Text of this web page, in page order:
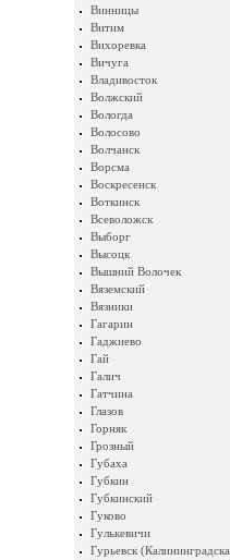
Винницы
Витим
Вихоревка
Вичуга
Владивосток
Волжский
Вологда
Волосово
Волчанск
Ворсма
Воскресенск
Воткинск
Всеволожск
Выборг
Высоцк
Вышний Волочек
Вяземский
Вязники
Гагарин
Гаджиево
Гай
Галич
Гатчина
Глазов
Горняк
Грозный
Губаха
Губкин
Губкинский
Гуково
Гулькевичи
Гурьевск